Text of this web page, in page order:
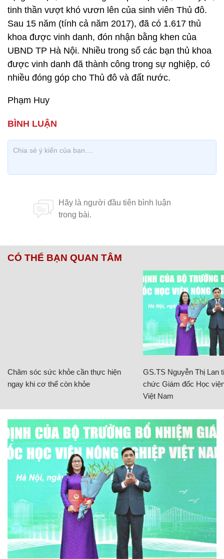
tinh thần vượt khó vươn lên của sinh viên Thủ đô.
Sau 15 năm (tính cả năm 2017), đã có 1.617 thủ
khoa được vinh danh, đón nhận bằng khen của
UBND TP Hà Nội. Nhiều trong số các bạn thủ khoa
được vinh danh đã thành công trong sự nghiệp, có
nhiều đóng góp cho Thủ đô và đất nước.
Phạm Huy
CÓ THỂ BẠN QUAN TÂM
Chăm sóc sức khỏe cần thực hiện
ngay khi cơ thể còn khỏe
GS.TS Nguyễn Thị Lan
chức Giám đốc Học
Việt Nam